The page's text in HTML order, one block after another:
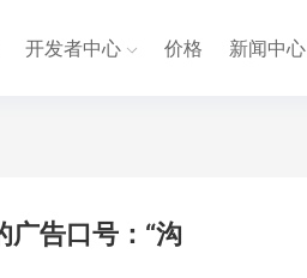
开发者中心 价格 新闻中心
广告口号：“沟